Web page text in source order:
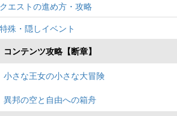
クエストの進め方・攻略
特殊・隠しイベント
コンテンツ攻略【断章】
小さな王女の小さな大冒険
異邦の空と自由への箱舟